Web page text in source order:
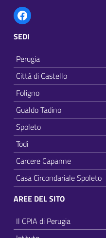
Facebook
SEDI
Perugia
Città di Castello
Foligno
Gualdo Tadino
Spoleto
Todi
Carcere Capanne
Casa Circondariale Spoleto
AREE DEL SITO
Il CPIA di Perugia